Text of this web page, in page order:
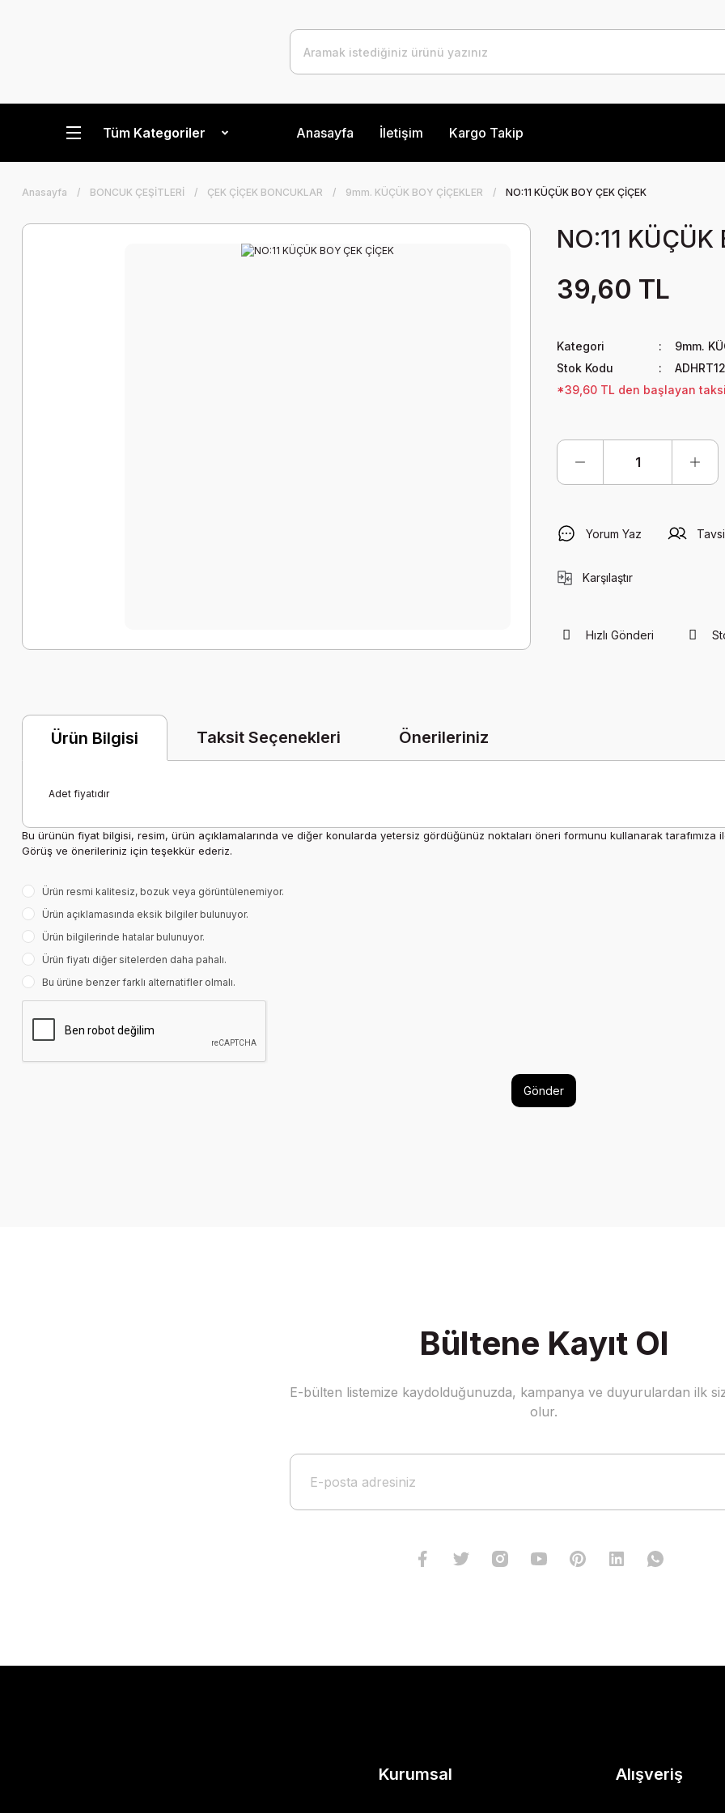
Tüm Kategoriler Anasayfa İletişim Kargo Takip
Anasayfa BONCUK ÇEŞİTLERİ ÇEK ÇİÇEK BONCUKLAR 9mm. KÜÇÜK BOY ÇİÇEKLER NO:11 KÜÇÜK BOY ÇEK ÇİÇEK
NO:11 KÜÇÜK
39,60 TL
Kategori
9mm.
Stok Kodu
*39,60 TL den başlayan
Yorum Yaz
Karşılaştır
Hızlı Gönderi
Ürün Bilgisi Taksit Seçenekleri Önerileriniz
Adet fiyatıdır
Bu ürünün fiyat bilgisi, resim, ürün açıklamalarında ve diğer konularda yetersiz gördüğünüz noktaları öneri formunu kullanarak tarafımıza
Görüş ve önerileriniz için teşekkür ederiz.
Ürün resmi kalitesiz, bozuk veya görüntülenemiyor.
Ürün açıklamasında eksik bilgiler bulunuyor.
Ürün bilgilerinde hatalar bulunuyor.
Ürün fiyatı diğer sitelerden daha pahalı.
Bu ürüne benzer farklı alternatifler olmalı.
Gönder
Bültene Kayıt Ol
E-bülten listemize kaydolduğunuzda, kampanya ve duyurulardan ilk
olur.
Kurumsal Alışveriş